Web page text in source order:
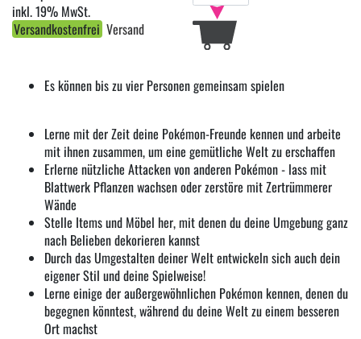
Es können bis zu vier Personen gemeinsam spielen
Lerne mit der Zeit deine Pokémon-Freunde kennen und arbeite
mit ihnen zusammen, um eine gemütliche Welt zu erschaffen
Erlerne nützliche Attacken von anderen Pokémon - lass mit
Blattwerk Pflanzen wachsen oder zerstöre mit Zertrümmerer
Wände
Stelle Items und Möbel her, mit denen du deine Umgebung ganz
nach Belieben dekorieren kannst
Durch das Umgestalten deiner Welt entwickeln sich auch dein
eigener Stil und deine Spielweise!
Lerne einige der außergewöhnlichen Pokémon kennen, denen du
begegnen könntest, während du deine Welt zu einem besseren
Ort machst
inkl. 19% MwSt.
Versandkostenfrei Versand